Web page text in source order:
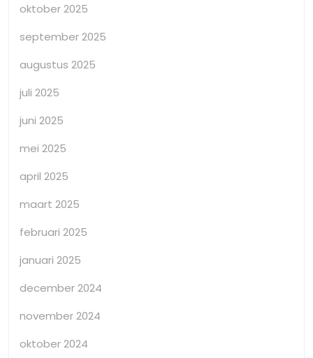
oktober 2025
september 2025
augustus 2025
juli 2025
juni 2025
mei 2025
april 2025
maart 2025
februari 2025
januari 2025
december 2024
november 2024
oktober 2024